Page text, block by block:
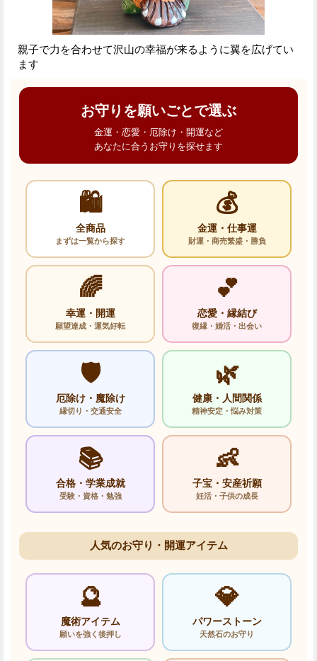
親子で力を合わせて沢山の幸福が来るように翼を広げてい
ます
お守りを願いごとで選ぶ
金運・恋愛・厄除け・開運など
あなたに合うお守りを探せます
🛍️
全商品
まずは一覧から探す
💰
金運・仕事運
財運・商売繁盛・勝負
🌈
幸運・開運
願望達成・運気好転
💕
恋愛・縁結び
復縁・婚活・出会い
🛡️
厄除け・魔除け
縁切り・交通安全
🌿
健康・人間関係
精神安定・悩み対策
📚
合格・学業成就
受験・資格・勉強
👶
子宝・安産祈願
妊活・子供の成長
人気のお守り・開運アイテム
🔮
魔術アイテム
願いを強く後押し
💎
パワーストーン
天然石のお守り